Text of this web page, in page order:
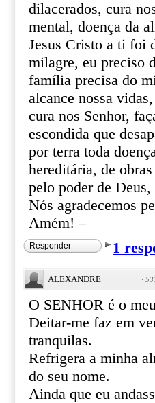
dilacerados, cura
mental, doença da
Jesus Cristo a ti foi
milagre, eu preciso
família precisa do
alcance nossa
cura nos Senhor,
escondida que
por terra toda
hereditária, de
pelo poder de Deus,
Nós agradecemos
Amém! –
Responder 1
ALEXANDRE ·
O SENHOR é o
Deitar-me faz em
tranquilas.
Refrigera a minha
do seu nome.
Ainda que eu